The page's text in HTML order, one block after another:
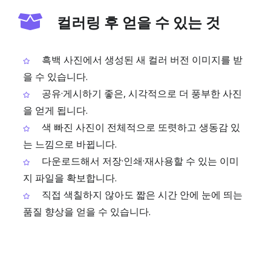
컬러링 후 얻을 수 있는 것
흑백 사진에서 생성된 새 컬러 버전 이미지를 받
을 수 있습니다.
공유·게시하기 좋은, 시각적으로 더 풍부한 사진
을 얻게 됩니다.
색 빠진 사진이 전체적으로 또렷하고 생동감 있
는 느낌으로 바뀝니다.
다운로드해서 저장·인쇄·재사용할 수 있는 이미
지 파일을 확보합니다.
직접 색칠하지 않아도 짧은 시간 안에 눈에 띄는
품질 향상을 얻을 수 있습니다.